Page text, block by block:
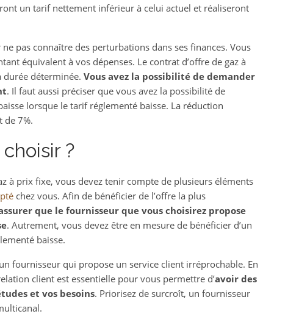
un tarif nettement inférieur à celui actuel et réaliseront
pas connaître des perturbations dans ses finances. Vous
équivalent à vos dépenses. Le contrat d’offre de gaz à
durée déterminée. Vous avez la possibilité de demander
. Il faut aussi préciser que vous avez la possibilité de
lorsque le tarif réglementé baisse. La réduction
de 7%.
?
à prix fixe, vous devez tenir compte de plusieurs éléments
chez vous. Afin de bénéficier de l’offre la plus
que le fournisseur que vous choisirez propose
. Autrement, vous devez être en mesure de bénéficier d’un
baisse.
fournisseur qui propose un service client irréprochable. En
client est essentielle pour vous permettre d’avoir des
et vos besoins. Priorisez de surcroît, un fournisseur